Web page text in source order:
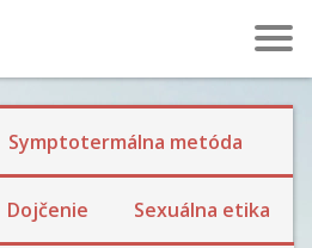
Symptotermálna metóda
Dojčenie Sexuálna etika